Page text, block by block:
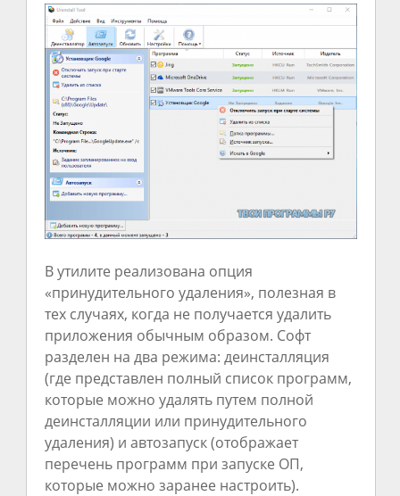
В утилите реализована опция
«принудительного удаления», полезная в
тех случаях, когда не получается удалить
приложения обычным образом. Софт
разделен на два режима: деинсталляция
(где представлен полный список программ,
которые можно удалять путем полной
деинсталляции или принудительного
удаления) и автозапуск (отображает
перечень программ при запуске ОП,
которые можно заранее настроить).